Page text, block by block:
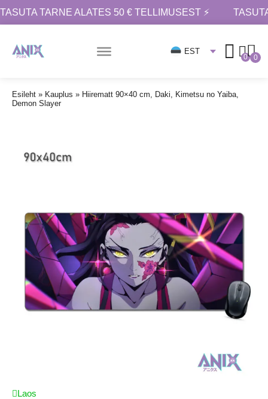
TASUTA TARNE ALATES 50 € TELLIMUSEST ⚡
EST
0 0
Esileht » Kauplus » Hiirematt 90×40 cm, Daki, Kimetsu no Yaiba,
Demon Slayer
Laos